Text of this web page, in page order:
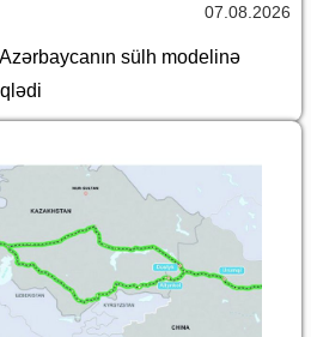
07.08.2026
sülh modelinə